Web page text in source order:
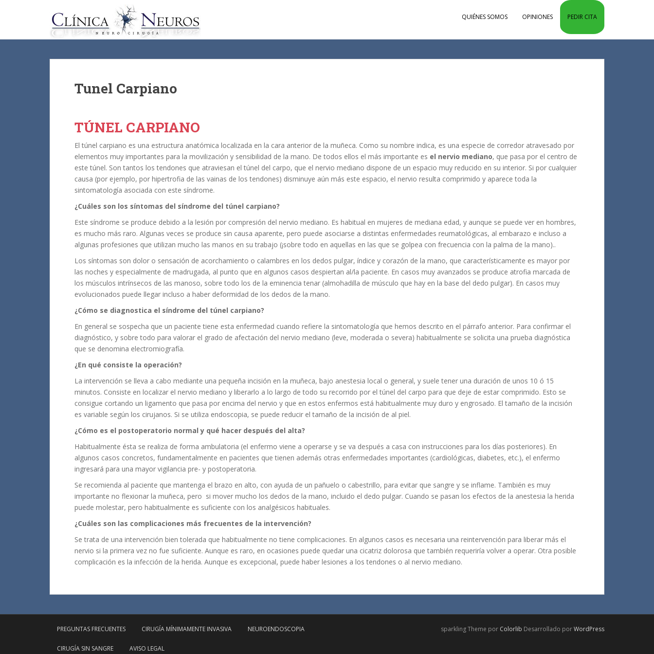
p
QUIÉNES SOMOS OPINIONES PEDIR CITA
Tunel Carpiano
TÚNEL CARPIANO
El túnel carpiano es una estructura anatómica localizada en la cara anterior de la muñeca. Como su nombre indica, es una especie de corredor atravesado por
elementos muy importantes para la movilización y sensibilidad de la mano. De todos ellos el más importante es el nervio mediano, que pasa por el centro de
este túnel. Son tantos los tendones que atraviesan el túnel del carpo, que el nervio mediano dispone de un espacio muy reducido en su interior. Si por cualquier
causa (por ejemplo, por hipertrofia de las vainas de los tendones) disminuye aún más este espacio, el nervio resulta comprimido y aparece toda la
sintomatología asociada con este síndrome.
¿Cuáles son los síntomas del síndrome del túnel carpiano?
Este síndrome se produce debido a la lesión por compresión del nervio mediano. Es habitual en mujeres de mediana edad, y aunque se puede ver en hombres,
es mucho más raro. Algunas veces se produce sin causa aparente, pero puede asociarse a distintas enfermedades reumatológicas, al embarazo e incluso a
algunas profesiones que utilizan mucho las manos en su trabajo (¡sobre todo en aquellas en las que se golpea con frecuencia con la palma de la mano)..
Los síntomas son dolor o sensación de acorchamiento o calambres en los dedos pulgar, índice y corazón de la mano, que característicamente es mayor por
las noches y especialmente de madrugada, al punto que en algunos casos despiertan al/la paciente. En casos muy avanzados se produce atrofia marcada de
los músculos intrínsecos de las manoso, sobre todo los de la eminencia tenar (almohadilla de músculo que hay en la base del dedo pulgar). En casos muy
evolucionados puede llegar incluso a haber deformidad de los dedos de la mano.
¿Cómo se diagnostica el síndrome del túnel carpiano?
En general se sospecha que un paciente tiene esta enfermedad cuando refiere la sintomatología que hemos descrito en el párrafo anterior. Para confirmar el
diagnóstico, y sobre todo para valorar el grado de afectación del nervio mediano (leve, moderada o severa) habitualmente se solicita una prueba diagnóstica
que se denomina electromiografía.
¿En qué consiste la operación?
La intervención se lleva a cabo mediante una pequeña incisión en la muñeca, bajo anestesia local o general, y suele tener una duración de unos 10 ó 15
minutos. Consiste en localizar el nervio mediano y liberarlo a lo largo de todo su recorrido por el túnel del carpo para que deje de estar comprimido. Esto se
consigue cortando un ligamento que pasa por encima del nervio y que en estos enfermos está habitualmente muy duro y engrosado. El tamaño de la incisión
es variable según los cirujanos. Si se utiliza endoscopia, se puede reducir el tamaño de la incisión de al piel.
¿Cómo es el postoperatorio normal y qué hacer después del alta?
Habitualmente ésta se realiza de forma ambulatoria (el enfermo viene a operarse y se va después a casa con instrucciones para los días posteriores). En
algunos casos concretos, fundamentalmente en pacientes que tienen además otras enfermedades importantes (cardiológicas, diabetes, etc.), el enfermo
ingresará para una mayor vigilancia pre- y postoperatoria.
Se recomienda al paciente que mantenga el brazo en alto, con ayuda de un pañuelo o cabestrillo, para evitar que sangre y se inflame. También es muy
importante no flexionar la muñeca, pero si mover mucho los dedos de la mano, incluido el dedo pulgar. Cuando se pasan los efectos de la anestesia la herida
puede molestar, pero habitualmente es suficiente con los analgésicos habituales.
¿Cuáles son las complicaciones más frecuentes de la intervención?
Se trata de una intervención bien tolerada que habitualmente no tiene complicaciones. En algunos casos es necesaria una reintervención para liberar más el
nervio si la primera vez no fue suficiente. Aunque es raro, en ocasiones puede quedar una cicatriz dolorosa que también requeriría volver a operar. Otra posible
complicación es la infección de la herida. Aunque es excepcional, puede haber lesiones a los tendones o al nervio mediano.
PREGUNTAS FRECUENTES CIRUGÍA MÍNIMAMENTE INVASIVA NEUROENDOSCOPIA
CIRUGÍA SIN SANGRE AVISO LEGAL
sparkling Theme por Colorlib Desarrollado porWordPress